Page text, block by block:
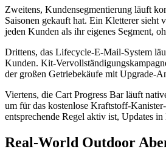
Zweitens, Kundensegmentierung läuft
Saisonen gekauft hat. Ein Kletterer sieht
jeden Kunden als ihr eigenes Segment,
Drittens, das Lifecycle-E-Mail-System
Kunden. Kit-
der großen Getriebekäufe mit Upgrade-
Viertens, die Cart Progress Bar läuft
um für das kostenlose Kraftstoff-
entsprechende Regel aktiv ist, Updates
Real-World Outdoor